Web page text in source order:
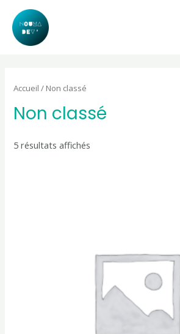
contenu
Accueil / Non classé
Non classé
5 résultats affichés